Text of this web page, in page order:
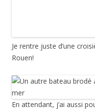
Modèle de
sur le thème de la mer
premier bateau